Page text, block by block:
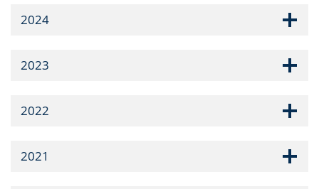
2024
2023
2022
2021